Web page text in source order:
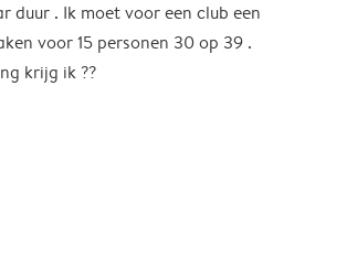
duur . Ik moet voor een club een
voor 15 personen 30 op 39 .
krijg ik ??